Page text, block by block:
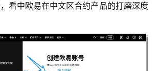
看中欧易在中文区合约产品的打磨深度